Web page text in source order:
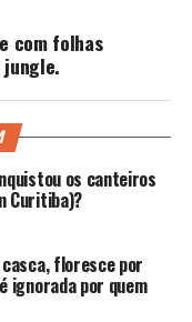
com folhas
os canteiros
Curitiba)?
floresce por
ignorada por quem